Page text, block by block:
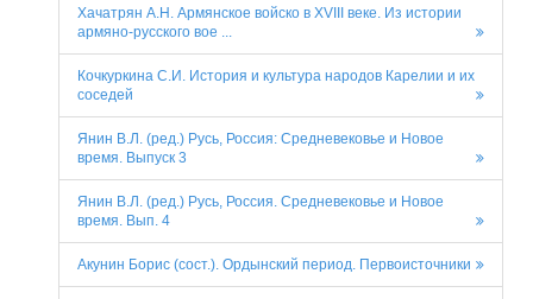
Хачатрян А.Н. Армянское войско в XVIII веке. Из истории
армяно-русского вое ...
Кочкуркина С.И. История и культура народов Карелии и их
соседей
Янин В.Л. (ред.) Русь, Россия: Средневековье и Новое
время. Выпуск 3
Янин В.Л. (ред.) Русь, Россия. Средневековье и Новое
время. Вып. 4
Акунин Борис (сост.). Ордынский период. Первоисточники